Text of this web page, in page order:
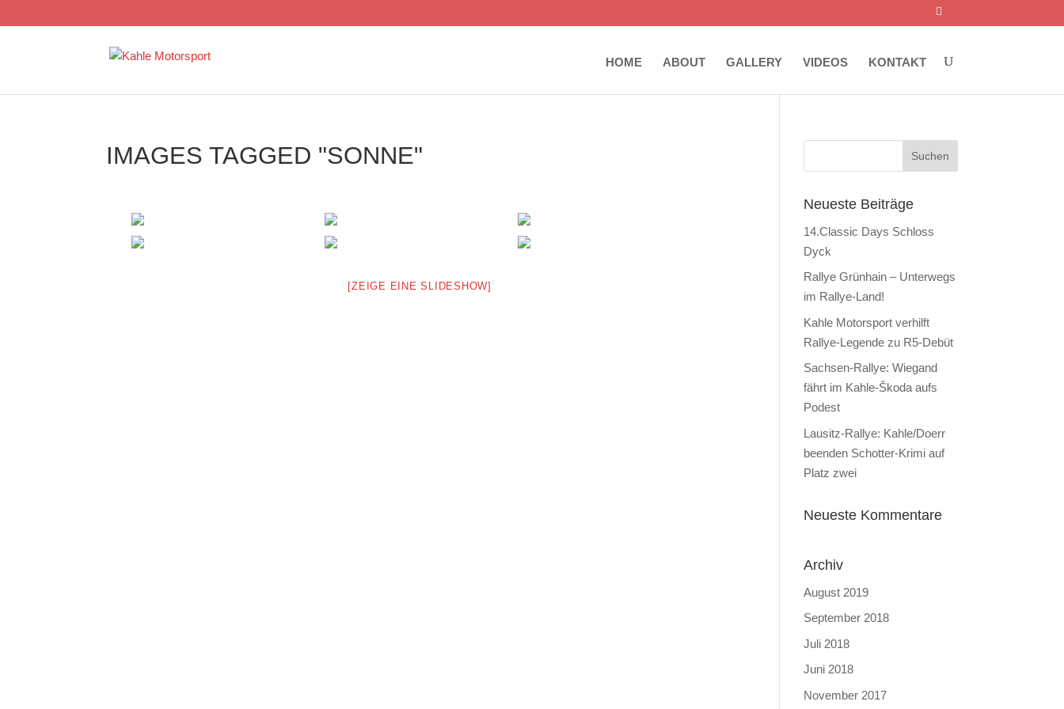
HOME ABOUT GALLERY VIDEOS KONTAKT
IMAGES TAGGED "SONNE"
[ZEIGE EINE SLIDESHOW]
Neueste Beiträge
14.Classic Days Schloss
Dyck
Rallye Grünhain – Unterwegs
im Rallye-Land!
Kahle Motorsport verhilft
Rallye-Legende zu R5-Debüt
Sachsen-Rallye: Wiegand
fährt im Kahle-Škoda aufs
Podest
Lausitz-Rallye: Kahle/Doerr
beenden Schotter-Krimi auf
Platz zwei
Neueste Kommentare
Archiv
August 2019
September 2018
Juli 2018
Juni 2018
November 2017